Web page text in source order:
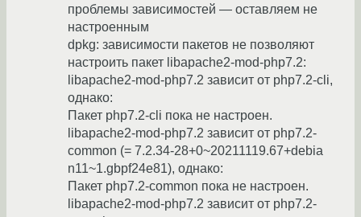
проблемы зависимостей — оставляем не
настроенным
dpkg: зависимости пакетов не позволяют
настроить пакет libapache2-mod-php7.2:
libapache2-mod-php7.2 зависит от php7.2-cli,
однако:
Пакет php7.2-cli пока не настроен.
libapache2-mod-php7.2 зависит от php7.2-
common (= 7.2.34-28+0~20211119.67+debia
n11~1.gbpf24e81), однако:
Пакет php7.2-common пока не настроен.
libapache2-mod-php7.2 зависит от php7.2-